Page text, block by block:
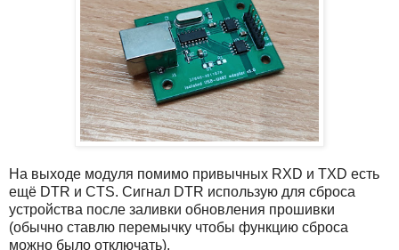
На выходе модуля помимо привычных RXD и TXD есть
ещё DTR и CTS. Сигнал DTR использую для сброса
устройства после заливки обновления прошивки
(обычно ставлю перемычку чтобы функцию сброса
можно было отключать).